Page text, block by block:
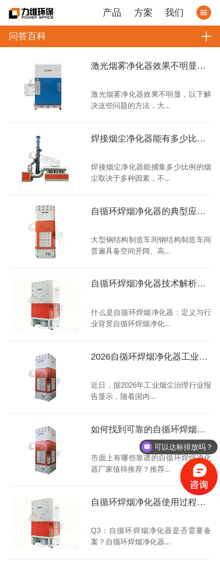
产品 方案 我们
问答百科
激光烟雾净化器效果不明显，如何解决呢？
激光烟雾净化器效果不明显，以下解
决这些问题的方法，大...
焊接烟尘净化器能有多少比例的烟尘被捕集？
焊接烟尘净化器能捕集多少比例的烟
尘取决于多种因素，不...
自循环焊烟净化器的典型应用场景
大型钢结构制造车间钢结构制造车间
普遍具备空间开阔、高...
自循环焊烟净化器技术解析了解下
什么是自循环焊烟净化器：定义与行
业背景自循环焊烟净化...
2026自循环焊烟净化器工业级高性价比畅销型号选购指南
近日，据2026年工业烟尘治理行业报
告显示，随着国内...
如何找到可靠的自循环焊烟净化器合作伙伴？
市面上有哪些靠谱的自循环焊烟净化
器厂家值得推荐？推荐...
自循环焊烟净化器使用过程常见问题汇总
Q3：自循环焊烟净化器是否需要备
案？自循环焊烟净化器...
可以达标排放吗？